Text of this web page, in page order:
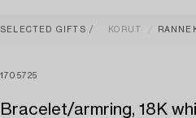
SELECTED GIFTS KORUT
1705725
Bracelet/armring, 18K